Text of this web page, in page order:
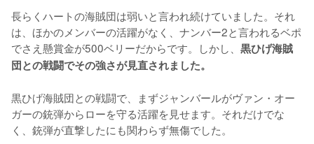
長らくハートの海賊団は弱いと言われ続けていました。それ
は、ほかのメンバーの活躍がなく、ナンバー2と言われるベポ
でさえ懸賞金が500ベリーだからです。しかし、 黒ひげ海賊
団との戦闘でその強さが見直されました。
黒ひげ海賊団との戦闘で、まずジャンバールがヴァン・オー
ガーの銃弾からローを守る活躍を見せます。それだけでな
く、銃弾が直撃したにも関わらず無傷でした。